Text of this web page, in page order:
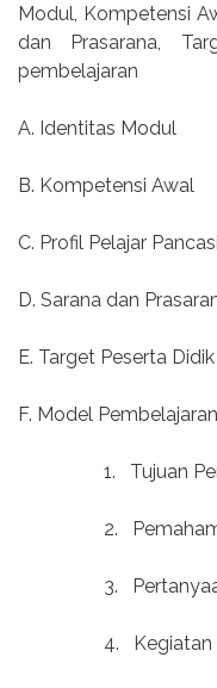
Modul, Kompetensi
dan Prasarana,
pembelajaran
A. Identitas Modul
B. Kompetensi Awal
C. Profil Pelajar
D. Sarana dan
E. Target Peserta Didik
F. Model Pembelajaran
1. Tujuan
2.
3.
4. Kegiatan